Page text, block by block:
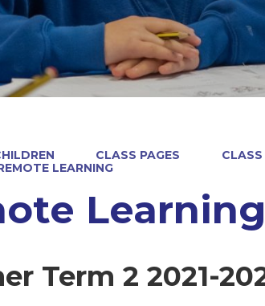
CLASS PAGES
LEARNING
Learning
Term 2 2021-